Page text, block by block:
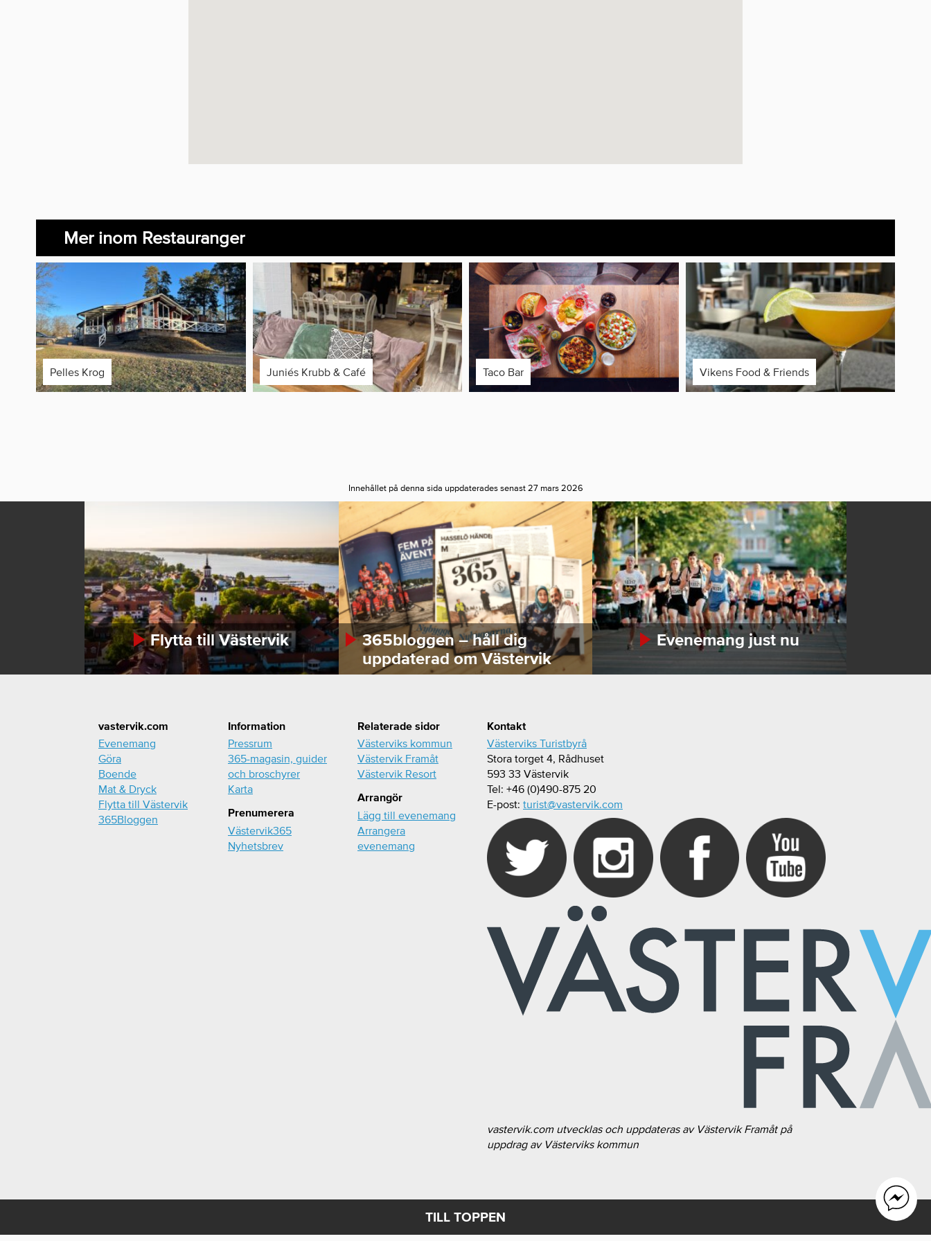
Mer inom Restauranger
Pelles Krog Juniés Krubb & Café Taco Bar Vikens Food & Friends
Innehållet på denna sida uppdaterades senast 27 mars 2026
Flytta till Västervik
365bloggen – håll dig
uppdaterad om Västervik
Evenemang just nu
vastervik.com
Evenemang
Göra
Boende
Mat & Dryck
Flytta till Västervik
365Bloggen
Information
Pressrum
365-magasin, guider
och broschyrer
Karta
Prenumerera
Västervik365
Nyhetsbrev
Relaterade sidor
Västerviks kommun
Västervik Framåt
Västervik Resort
Arrangör
Lägg till evenemang
Arrangera
evenemang
Kontakt
Västerviks Turistbyrå
Stora torget 4, Rådhuset
593 33 Västervik
Tel: +46 (0)490-875 20
E-post: turist@vastervik.com
vastervik.com utvecklas och uppdateras av Västervik Framåt på
uppdrag av Västerviks kommun
TILL TOPPEN